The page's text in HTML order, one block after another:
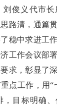
刘俊义代市
路清，通篇
稳中求进工
工作会议部
求，彰显了
点工作，用“
，目标明确